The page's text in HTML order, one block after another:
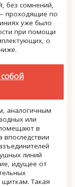
без сомнений,
проходящие по
уже было
при помощи
о
аналогичным
или
в
впоследствии
линий
идущее от
щиткам. Такая